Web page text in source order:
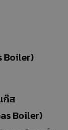
Boiler)
ก๊ส
Boiler)